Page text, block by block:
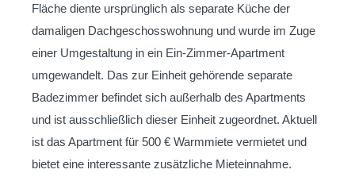
Fläche diente ursprünglich als separate Küche der
damaligen Dachgeschosswohnung und wurde im Zuge
einer Umgestaltung in ein Ein-Zimmer-Apartment
umgewandelt. Das zur Einheit gehörende separate
Badezimmer befindet sich außerhalb des Apartments
und ist ausschließlich dieser Einheit zugeordnet. Aktuell
ist das Apartment für 500 € Warmmiete vermietet und
bietet eine interessante zusätzliche Mieteinnahme.